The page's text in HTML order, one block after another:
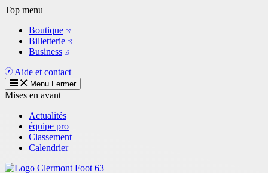
Aller
contenu
principal
Top menu
Boutique
Billetterie
Business
Aide et contact
Menu Fermer
Mises en avant
Actualités
équipe pro
Classement
Calendrier